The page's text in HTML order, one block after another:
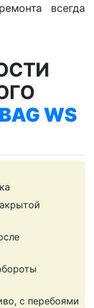
всегда
WS
с перебоями